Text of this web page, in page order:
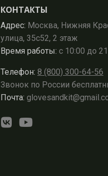
КОНТАКТЫ
Адрес: Москва, Нижняя
улица, 35с52, 2 этаж
Время работы: с 10:00 до
Телефон: 8 (800) 300-64-56
Звонок по России
Почта: